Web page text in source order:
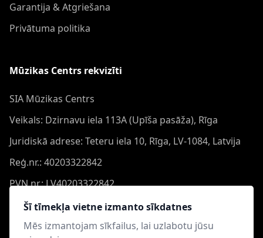
Šī tīmekļa vietne izmanto sīkdatnes
Mēs izmantojam sīkfailus, lai uzlabotu jūsu
Garantija & Atgriešana
Privātuma politika
Mūzikas Centrs rekvizīti
SIA Mūzikas Centrs
Veikals: Dzirnavu iela 113A (Upīša pasāža), Rīga
Juridiskā adrese: Teteru iela 10, Rīga, LV-1084, Latvija
Reģ.nr.: 40203322842
PVN nr.: LV40203322842
Banka: Swedbank AS
Konts: LV44HABA0551050864473